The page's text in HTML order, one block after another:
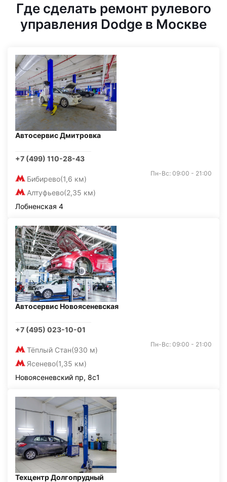
Где сделать ремонт рулевого
управления Dodge в Москве
Автосервис Дмитровка
+7 (499) 110-28-43
Бибирево(1,6 км)
Алтуфьево(2,35 км)
Пн-Вс: 09:00 - 21:00
Лобненская 4
Автосервис Новоясеневская
+7 (495) 023-10-01
Тёплый Стан(930 м)
Ясенево(1,35 км)
Пн-Вс: 09:00 - 21:00
Новоясеневский пр, 8с1
Техцентр Долгопрудный